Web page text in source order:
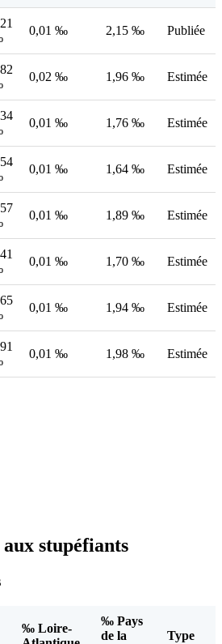
0,01 ‰ 2,15 ‰ Publiée
0,02 ‰ 1,96 ‰ Estimée
0,01 ‰ 1,76 ‰ Estimée
0,01 ‰ 1,64 ‰ Estimée
0,01 ‰ 1,89 ‰ Estimée
0,01 ‰ 1,70 ‰ Estimée
0,01 ‰ 1,94 ‰ Estimée
0,01 ‰ 1,98 ‰ Estimée
stupéfiants
‰ Loire-
‰ Pays
de la
Type